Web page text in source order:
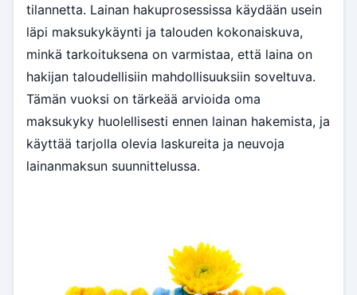
tilannetta. Lainan hakuprosessissa käydään usein
läpi maksukykäynti ja talouden kokonaiskuva,
minkä tarkoituksena on varmistaa, että laina on
hakijan taloudellisiin mahdollisuuksiin soveltuva.
Tämän vuoksi on tärkeää arvioida oma
maksukyky huolellisesti ennen lainan hakemista, ja
käyttää tarjolla olevia laskureita ja neuvoja
lainanmaksun suunnittelussa.